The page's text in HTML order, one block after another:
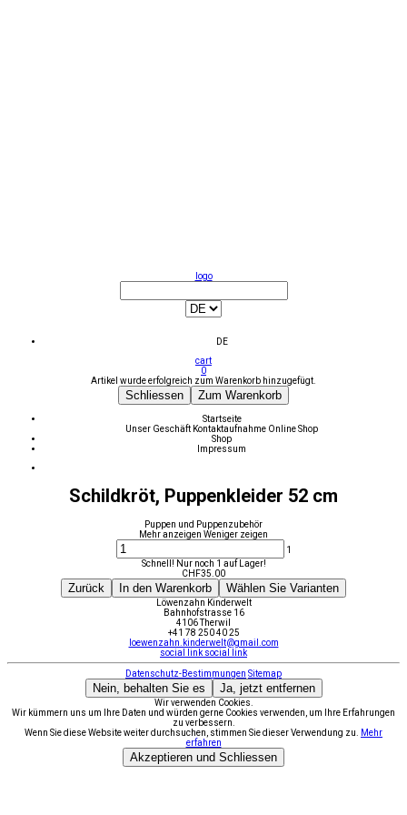
logo
DE
cart
0
Artikel wurde erfolgreich zum Warenkorb hinzugefügt.
Schliessen Zum Warenkorb
Startseite
Unser Geschäft Kontaktaufnahme Online Shop
Shop
Impressum
Schildkröt, Puppenkleider 52 cm
Puppen und Puppenzubehör
Mehr anzeigen Weniger zeigen
1
Schnell! Nur noch 1 auf Lager!
CHF35.00
Zurück In den Warenkorb Wählen Sie Varianten
Löwenzahn Kinderwelt
Bahnhofstrasse 16
4106 Therwil
+41 78 250 40 25
loewenzahn.kinderwelt@gmail.com
social link social link
Datenschutz-Bestimmungen Sitemap
Nein, behalten Sie es Ja, jetzt entfernen
Wir verwenden Cookies.
Wir kümmern uns um Ihre Daten und würden gerne Cookies verwenden, um Ihre Erfahrungen
zu verbessern.
Wenn Sie diese Website weiter durchsuchen, stimmen Sie dieser Verwendung zu.
Mehr
erfahren
Akzeptieren und Schliessen